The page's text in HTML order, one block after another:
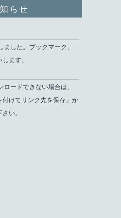
らせ
した。ブックマーク、
ます。
ードできない場合は、
けてリンク先を保存」か
い。